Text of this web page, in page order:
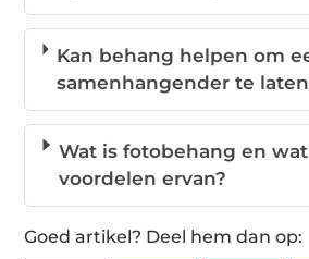
Kan behang helpen om
samenhangender te
Wat is fotobehang en
voordelen ervan?
Goed artikel? Deel hem dan op: